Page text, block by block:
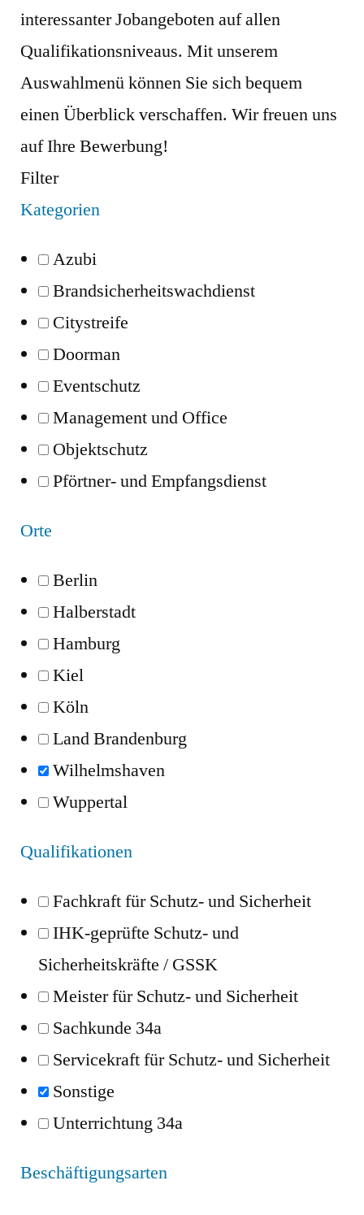
interessanter Jobangeboten auf allen
Qualifikationsniveaus. Mit unserem
Auswahlmenü können Sie sich bequem
einen Überblick verschaffen. Wir freuen uns
auf Ihre Bewerbung!
Filter
Kategorien
Azubi
Brandsicherheitswachdienst
Citystreife
Doorman
Eventschutz
Management und Office
Objektschutz
Pförtner- und Empfangsdienst
Orte
Berlin
Halberstadt
Hamburg
Kiel
Köln
Land Brandenburg
Wilhelmshaven
Wuppertal
Qualifikationen
Fachkraft für Schutz- und Sicherheit
IHK-geprüfte Schutz- und
Sicherheitskräfte / GSSK
Meister für Schutz- und Sicherheit
Sachkunde 34a
Servicekraft für Schutz- und Sicherheit
Sonstige
Unterrichtung 34a
Beschäftigungsarten